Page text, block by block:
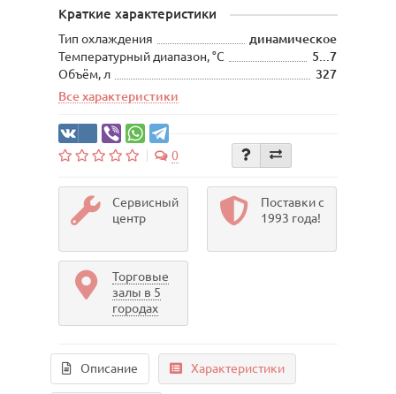
Краткие характеристики
Тип охлаждения
динамическое
Температурный диапазон, °С
5...7
Объём, л
327
Все характеристики
0
Сервисный
центр
Поставки с
1993 года!
Торговые
залы в 5
городах
Описание Характеристики